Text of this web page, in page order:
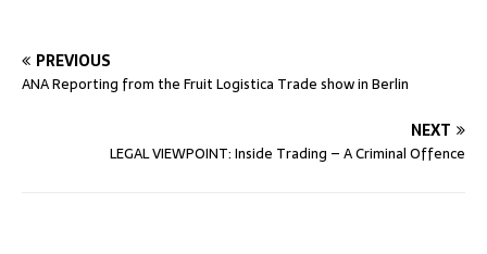
PREVIOUS
ANA Reporting from the Fruit Logistica Trade show in Berlin
NEXT
LEGAL VIEWPOINT: Inside Trading – A Criminal Offence